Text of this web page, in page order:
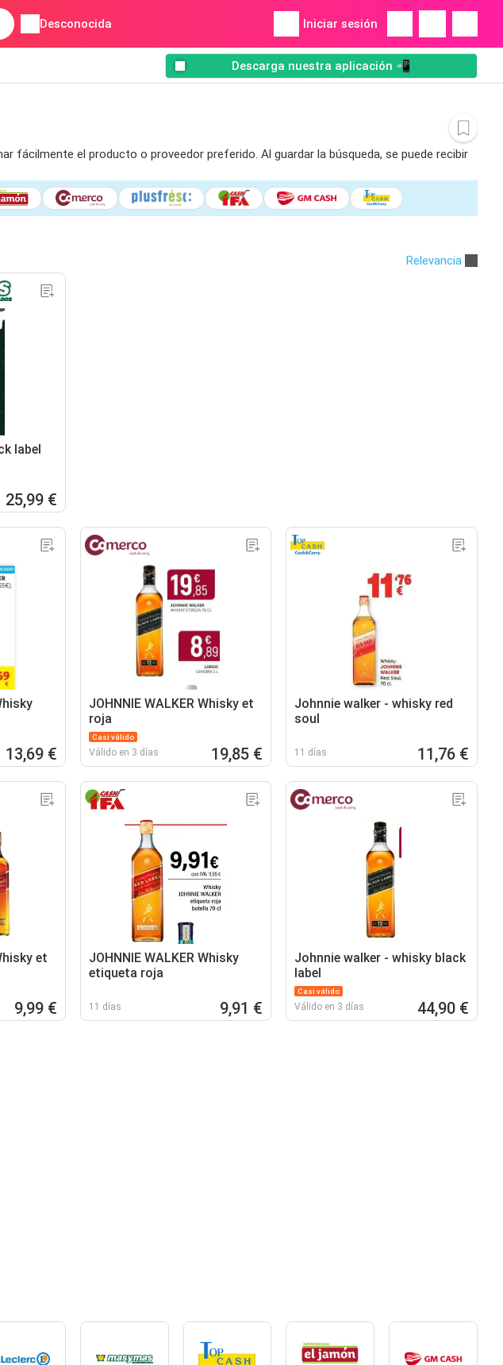
Desconocida Iniciar sesión
Descarga nuestra aplicación 📲
fácilmente el producto o proveedor preferido. Al guardar la búsqueda, se puede recibir
Relevancia
label
25,99 €
13,69 €
JOHNNIE WALKER Whisky et
roja
Casi válido
Válido en 3 días 19,85 €
Johnnie walker - whisky red
soul
11 días 11,76 €
et
9,99 €
JOHNNIE WALKER Whisky
etiqueta roja
11 días 9,91 €
Johnnie walker - whisky black
label
Casi válido
Válido en 3 días 44,90 €